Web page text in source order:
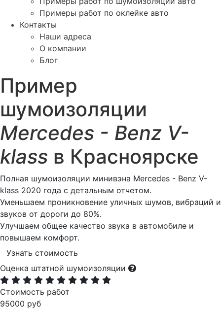
Примеры работ по оклейке авто
Контакты
Наши адреса
О компании
Блог
Пример
шумоизоляции
Mercedes - Benz V-
klass в Красноярске
Полная шумоизоляции минивэна Mercedes - Benz V-
klass 2020 года с детальным отчетом.
Уменьшаем проникновение уличных шумов, вибраций и
звуков от дороги до 80%.
Улучшаем общее качество звука в автомобиле и
повышаем комфорт.
Узнать стоимость
Оценка штатной шумоизоляции
Стоимость работ
95000 руб